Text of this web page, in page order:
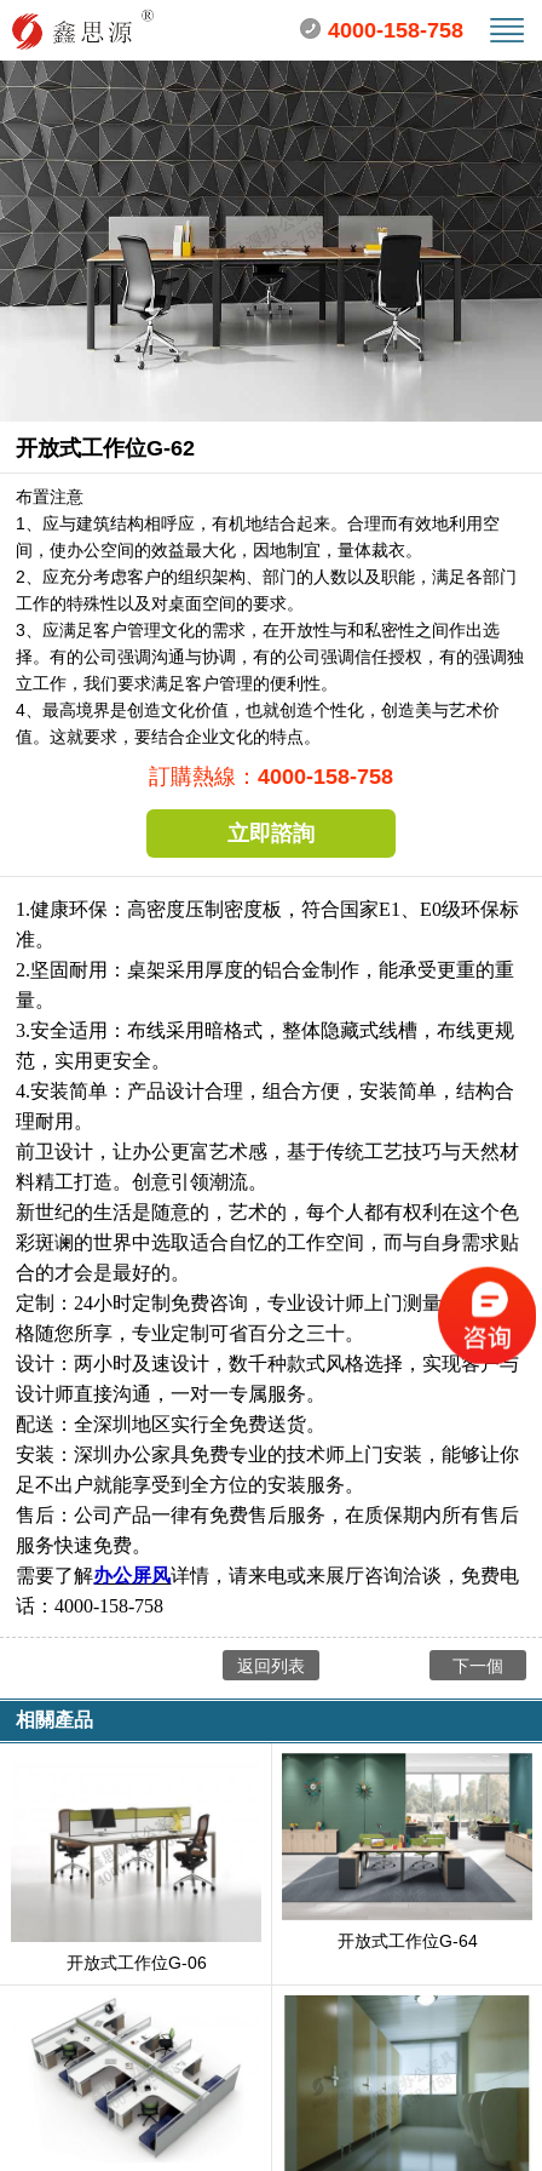
4000-158-758
开放式工作位G-62
布置注意
1、应与建筑结构相呼应，有机地结合起来。合理而有效地利用空
间，使办公空间的效益最大化，因地制宜，量体裁衣。
2、应充分考虑客户的组织架构、部门的人数以及职能，满足各部门
工作的特殊性以及对桌面空间的要求。
3、应满足客户管理文化的需求，在开放性与和私密性之间作出选
择。有的公司强调沟通与协调，有的公司强调信任授权，有的强调独
立工作，我们要求满足客户管理的便利性。
4、最高境界是创造文化价值，也就创造个性化，创造美与艺术价
值。这就要求，要结合企业文化的特点。
訂購熱線： 4000-158-758
立即諮詢
1.健康环保：高密度压制密度板，符合国家E1、E0级环保标
准。
2.坚固耐用：桌架采用厚度的铝合金制作，能承受更重的重
量。
3.安全适用：布线采用暗格式，整体隐藏式线槽，布线更规
范，实用更安全。
4.安装简单：产品设计合理，组合方便，安装简单，结构合
理耐用。
前卫设计，让办公更富艺术感，基于传统工艺技巧与天然材
料精工打造。创意引领潮流。
新世纪的生活是随意的，艺术的，每个人都有权利在这个色
彩斑谰的世界中选取适合自忆的工作空间，而与自身需求贴
合的才会是最好的。
定制：24小时定制免费咨询，专业设计师上门测量，所有风
格随您所享，专业定制可省百分之三十。
设计：两小时及速设计，数千种款式风格选择，实现客户与
设计师直接沟通，一对一专属服务。
配送：全深圳地区实行全免费送货。
安装：深圳办公家具免费专业的技术师上门安装，能够让你
足不出户就能享受到全方位的安装服务。
售后：公司产品一律有免费售后服务，在质保期内所有售后
服务快速免费。
需要了解办公屏风详情，请来电或来展厅咨询洽谈，免费电
话：4000-158-758
下一個
返回列表
相關產品
开放式工作位G-06
开放式工作位G-64